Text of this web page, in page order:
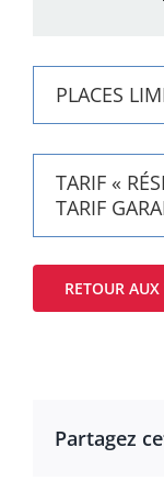
PLACES
TARIF «
TARIF
RETOUR AUX
Partagez